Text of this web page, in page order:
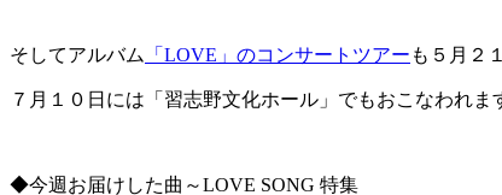
そしてアルバム 「LOVE」のコンサートツアー も５月２
７月１０日には「習志野文化ホール」でもおこなわれま
◆今週お届けした曲～LOVE SONG 特集